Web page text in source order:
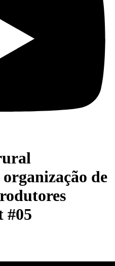
de
#05